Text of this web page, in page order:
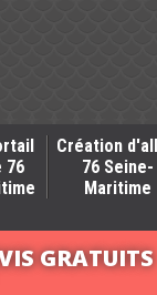
76
Création
76 Seine-
Maritime
GRATUITS